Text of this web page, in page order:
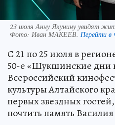
23 июля Анну Якунину увидят
Фото: Иван МАКЕЕВ. Перейти
С 21 по 25 июля в
50-е «Шукшинские дни
Всероссийский
культуры Алтайского
первых звездных
почтить память